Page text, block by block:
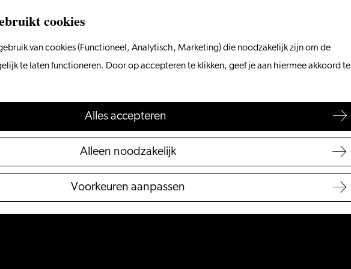
cookies
van cookies (Functioneel, Analytisch, Marketing) die noodzakelijk zijn om de
te laten functioneren. Door op accepteren te klikken, geef je aan hiermee akkoord te
Alles accepteren
Alleen noodzakelijk
Voorkeuren aanpassen